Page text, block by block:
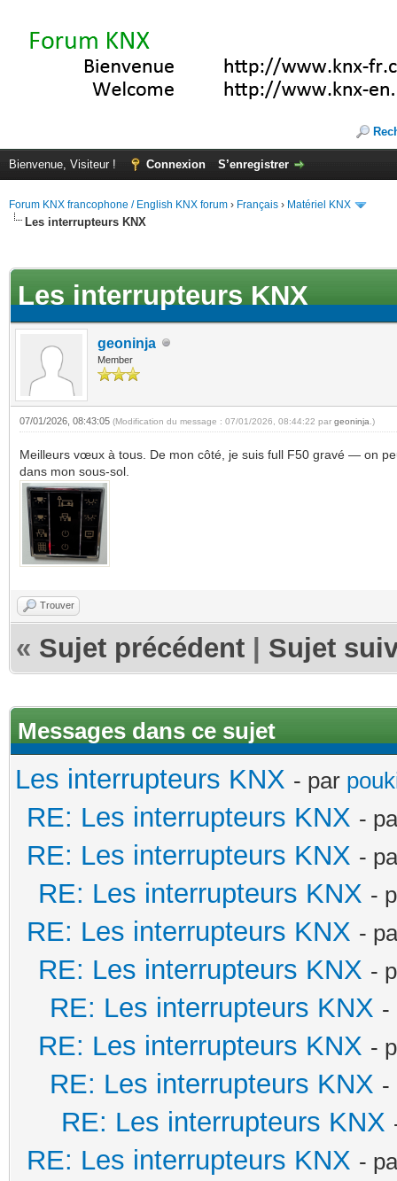
Bienvenue, Visiteur ! Connexion S’enregistrer
Forum KNX francophone / English KNX forum › Français › Matériel KNX
Les interrupteurs KNX
Les interrupteurs KNX
geoninja
Member
07/01/2026, 08:43:05 (Modification du message : 07/01/2026, 08:44:22 par geoninja .)
Meilleurs vœux à tous. De mon côté, je suis full F50 gravé — on
dans mon sous-sol.
Trouver
« Sujet précédent Sujet
Messages dans ce sujet
Les interrupteurs KNX - par
RE: Les interrupteurs KNX -
RE: Les interrupteurs KNX -
RE: Les interrupteurs KNX -
RE: Les interrupteurs KNX -
RE: Les interrupteurs KNX -
RE: Les interrupteurs KNX -
RE: Les interrupteurs KNX -
RE: Les interrupteurs KNX -
RE: Les interrupteurs KNX
RE: Les interrupteurs KNX -